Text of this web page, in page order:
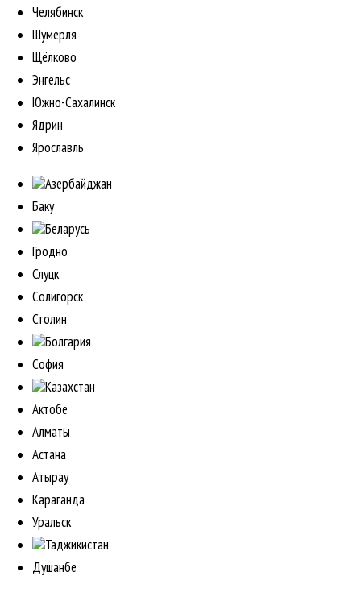
Челябинск
Шумерля
Щёлково
Энгельс
Южно-Сахалинск
Ядрин
Ярославль
Азербайджан
Баку
Беларусь
Гродно
Слуцк
Солигорск
Столин
Болгария
София
Казахстан
Актобе
Алматы
Астана
Атырау
Караганда
Уральск
Таджикистан
Душанбе